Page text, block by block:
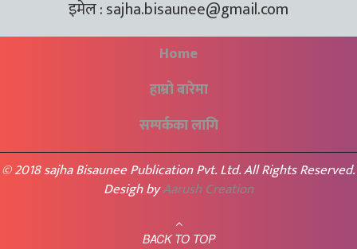
इमेल :sajha.bisaunee@gmail.com
Home
हाम्रो बारेमा
सम्पर्कका लागि
© 2018 sajha Bisaunee Publication Pvt. Ltd. All Rights Reserved.
Desigh byAarush Creation
BACK TO TOP